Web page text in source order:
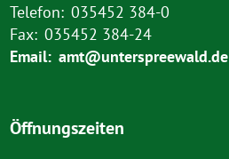
Telefon: 035452 384-0
Fax: 035452 384-24
Email: amt@unterspreewald.de
Öffnungszeiten